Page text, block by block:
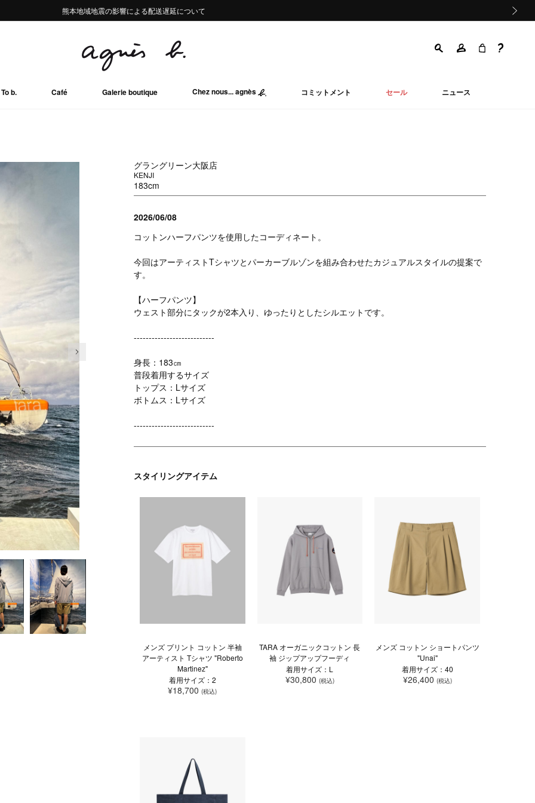
熊本地域地震の影響による配送遅延について
Summer Sale 2buy10%OFF!!
熊本地域地震の影響による配送遅延について
Summer Sale 2buy10%OFF!!
To b. Café Galerie boutique Chez nous... agnès コミットメント セール ニュース
グラングリーン大阪店
KENJI
183cm
2026/06/08
コットンハーフパンツを使用したコーディネート。
今回はアーティストTシャツとパーカーブルゾンを組み合わせたカジュアルスタイルの提案で
す。
【ハーフパンツ】
ウェスト部分にタックが2本入り、ゆったりとしたシルエットです。
---------------------------
身長：183㎝
普段着用するサイズ
トップス：Lサイズ
ボトムス：Lサイズ
---------------------------
スタイリングアイテム
メンズ プリント コットン 半袖
アーティスト Tシャツ "Roberto
Martinez"
着用サイズ：2
¥18,700(税込)
TARA オーガニックコットン 長
袖 ジップアップフーディ
着用サイズ：L
¥30,800 (税込)
メンズ コットン ショートパンツ
"Unai"
着用サイズ：40
¥26,400 (税込)